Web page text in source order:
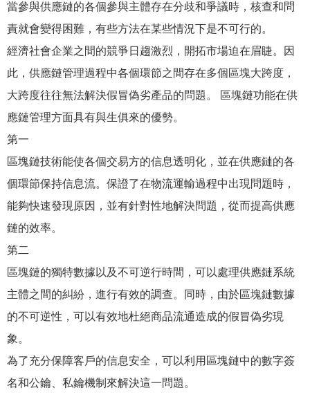
當參與供應鏈的各個參與主體存在分歧和爭議時，核查和問
責就會變得困難，有些方法在某些情況下是不可行的。
經濟社會企業之間的競爭日趨激烈，開拓市場迫在眉睫。因
此，供應鏈管理過程中各個環節之間存在多個區塊大跨度，
大跨度往往無法解決假冒偽劣產品的問題。 區塊鏈功能在供
應鏈管理方面具有與生俱來的優勢。
第一
區塊鏈技術能使各個交易方的信息透明化，並在供應鏈的各
個環節保持信息流。保證了在物流運輸過程中出現問題時，
能夠快速發現原因，並有針對性地解決問題，從而提高供應
鏈的效率。
第二
區塊鏈的獨特數據以及不可逆行時間，可以處理供應鏈系統
主體之間的糾紛，進行有效的調查。同時，由於區塊鏈數據
的不可逆性，可以有效地杜絕商品流通造成的假冒偽劣現
象。
為了充分保障客戶的信息安全，可以利用區塊鏈中的數字簽
名和公鑰、私鑰機制來解決這一問題。